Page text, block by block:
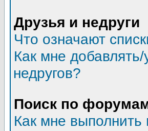
Друзья и недруги
Что означают
Как мне
недругов?
Поиск по
Как мне